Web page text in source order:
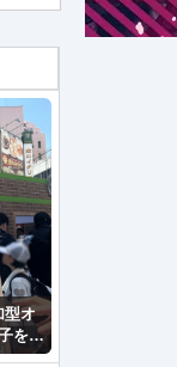
型オ
をレ
盛り